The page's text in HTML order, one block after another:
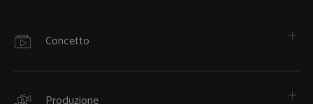
Concetto
Come nasce un progetto cinematografico?